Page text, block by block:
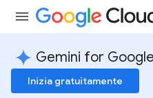
Gemini for
Inizia gratuitamente